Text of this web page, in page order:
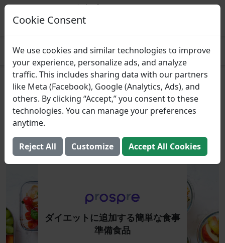
Prospre: 食事プランナー
マクロに基づいた食事計画
ダイエットに追加する簡単な食
事準備食品
2023年10月23日 （更新しました： 2025年8月2日）
ダイエットに追加する簡単な食事
準備食品
Cookie Consent
We use cookies and similar technologies to improve
your experience, personalize ads, and analyze
traffic. This includes sharing data with our partners
like Meta (Facebook), Google (Analytics, Ads), and
others. By clicking “Accept,” you consent to these
technologies. You can manage your preferences
anytime.
Reject All Customize Accept All Cookies